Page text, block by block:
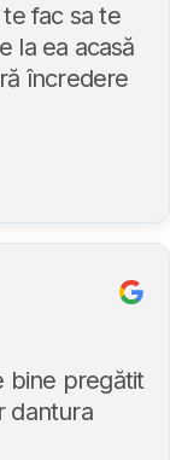
fac sa te
la ea acasă
încredere
bine pregătit
dantura